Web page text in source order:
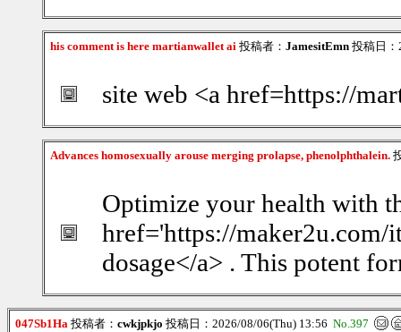
his comment is here martianwallet ai 投稿者： JamesitEmn 投稿日
site web <a href=https://
Advances homosexually arouse merging prolapse, phenolphthalein.
Optimize your health with
href='https://
dosage</a> . This potent
047Sb1Ha 投稿者： cwkjpkjo 投稿日：2026/08/06(Thu) 13:56 No.397